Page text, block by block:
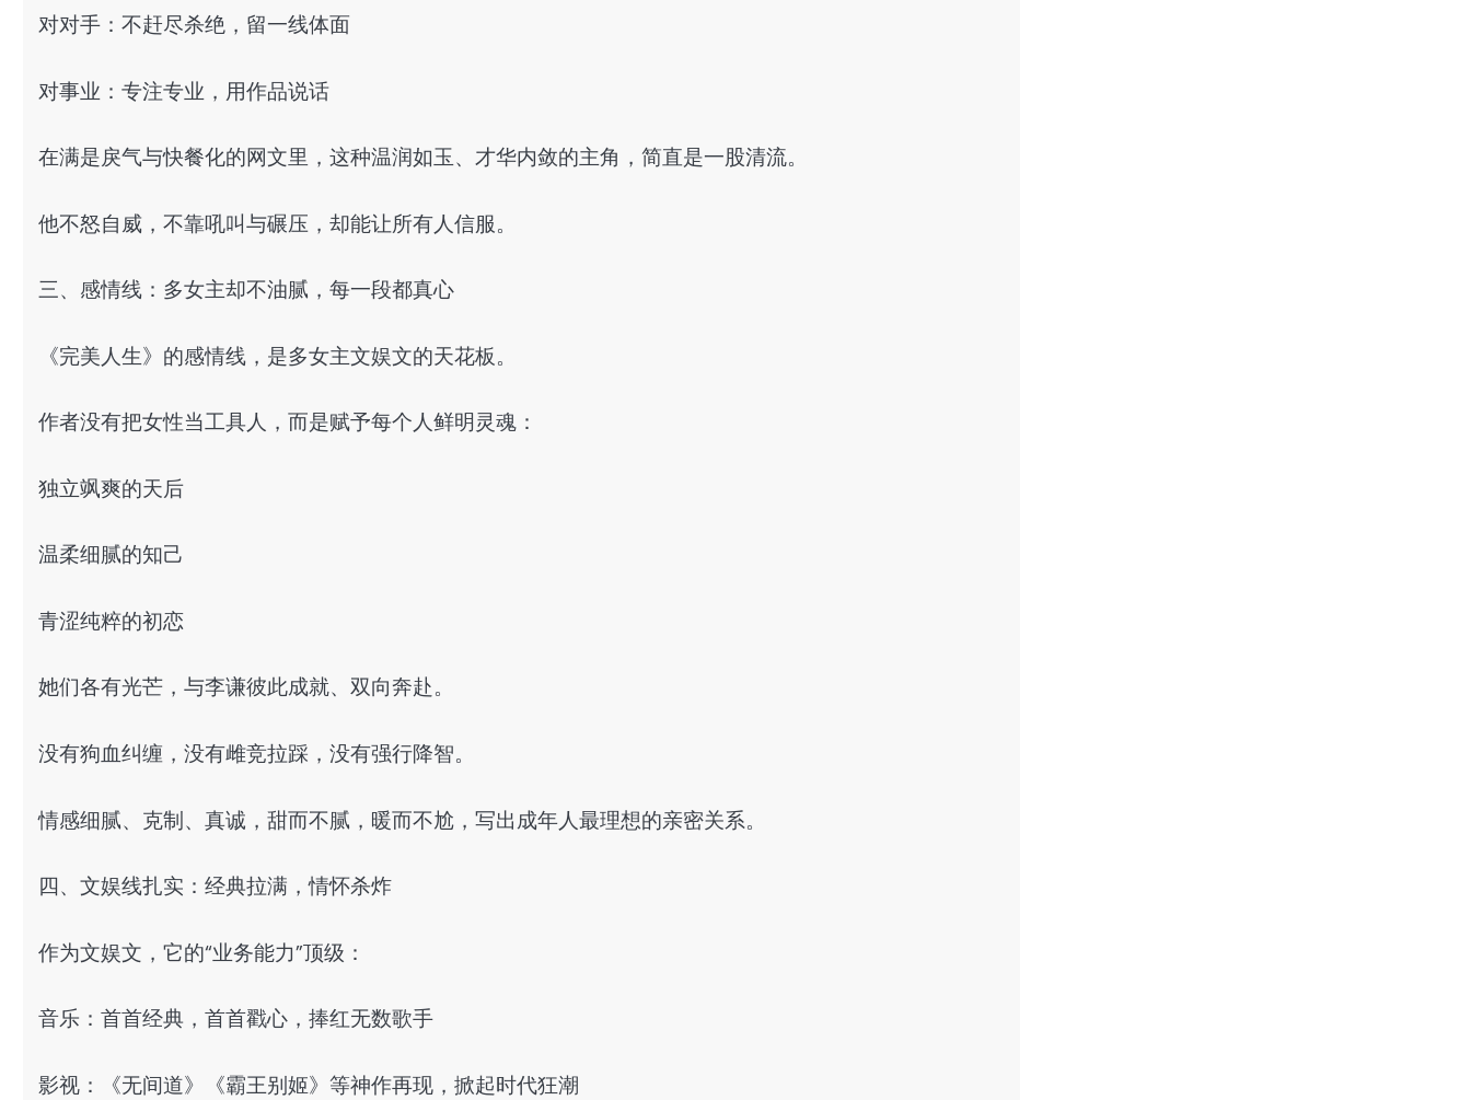
对对手：不赶尽杀绝，留一线体面
对事业：专注专业，用作品说话
在满是戾气与快餐化的网文里，这种温润如玉、才华内敛的主角，简直是一股清流。
他不怒自威，不靠吼叫与碾压，却能让所有人信服。
三、感情线：多女主却不油腻，每一段都真心
《完美人生》的感情线，是多女主文娱文的天花板。
作者没有把女性当工具人，而是赋予每个人鲜明灵魂：
独立飒爽的天后
温柔细腻的知己
青涩纯粹的初恋
她们各有光芒，与李谦彼此成就、双向奔赴。
没有狗血纠缠，没有雌竞拉踩，没有强行降智。
情感细腻、克制、真诚，甜而不腻，暖而不尬，写出成年人最理想的亲密关系。
四、文娱线扎实：经典拉满，情怀杀炸
作为文娱文，它的“业务能力”顶级：
音乐：首首经典，首首戳心，捧红无数歌手
影视：《无间道》《霸王别姬》等神作再现，掀起时代狂潮